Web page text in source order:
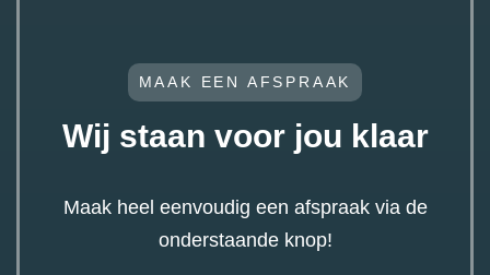
MAAK EEN AFSPRAAK
Wij staan voor jou klaar
Maak heel eenvoudig een afspraak via de
onderstaande knop!